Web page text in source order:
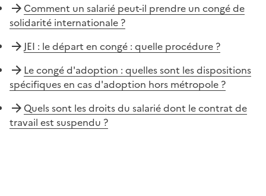
Comment un salarié peut-il prendre un congé de
solidarité internationale ?
JEI : le départ en congé : quelle procédure ?
Le congé d'adoption : quelles sont les dispositions
spécifiques en cas d'adoption hors métropole ?
Quels sont les droits du salarié dont le contrat de
travail est suspendu ?